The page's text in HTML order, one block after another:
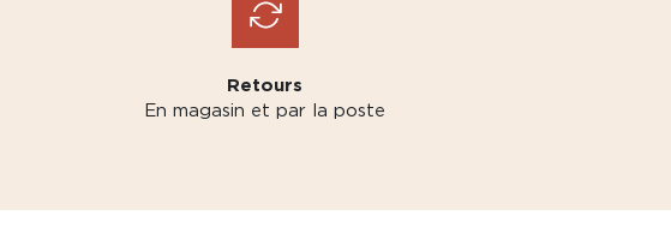
Retours
En magasin et par la poste